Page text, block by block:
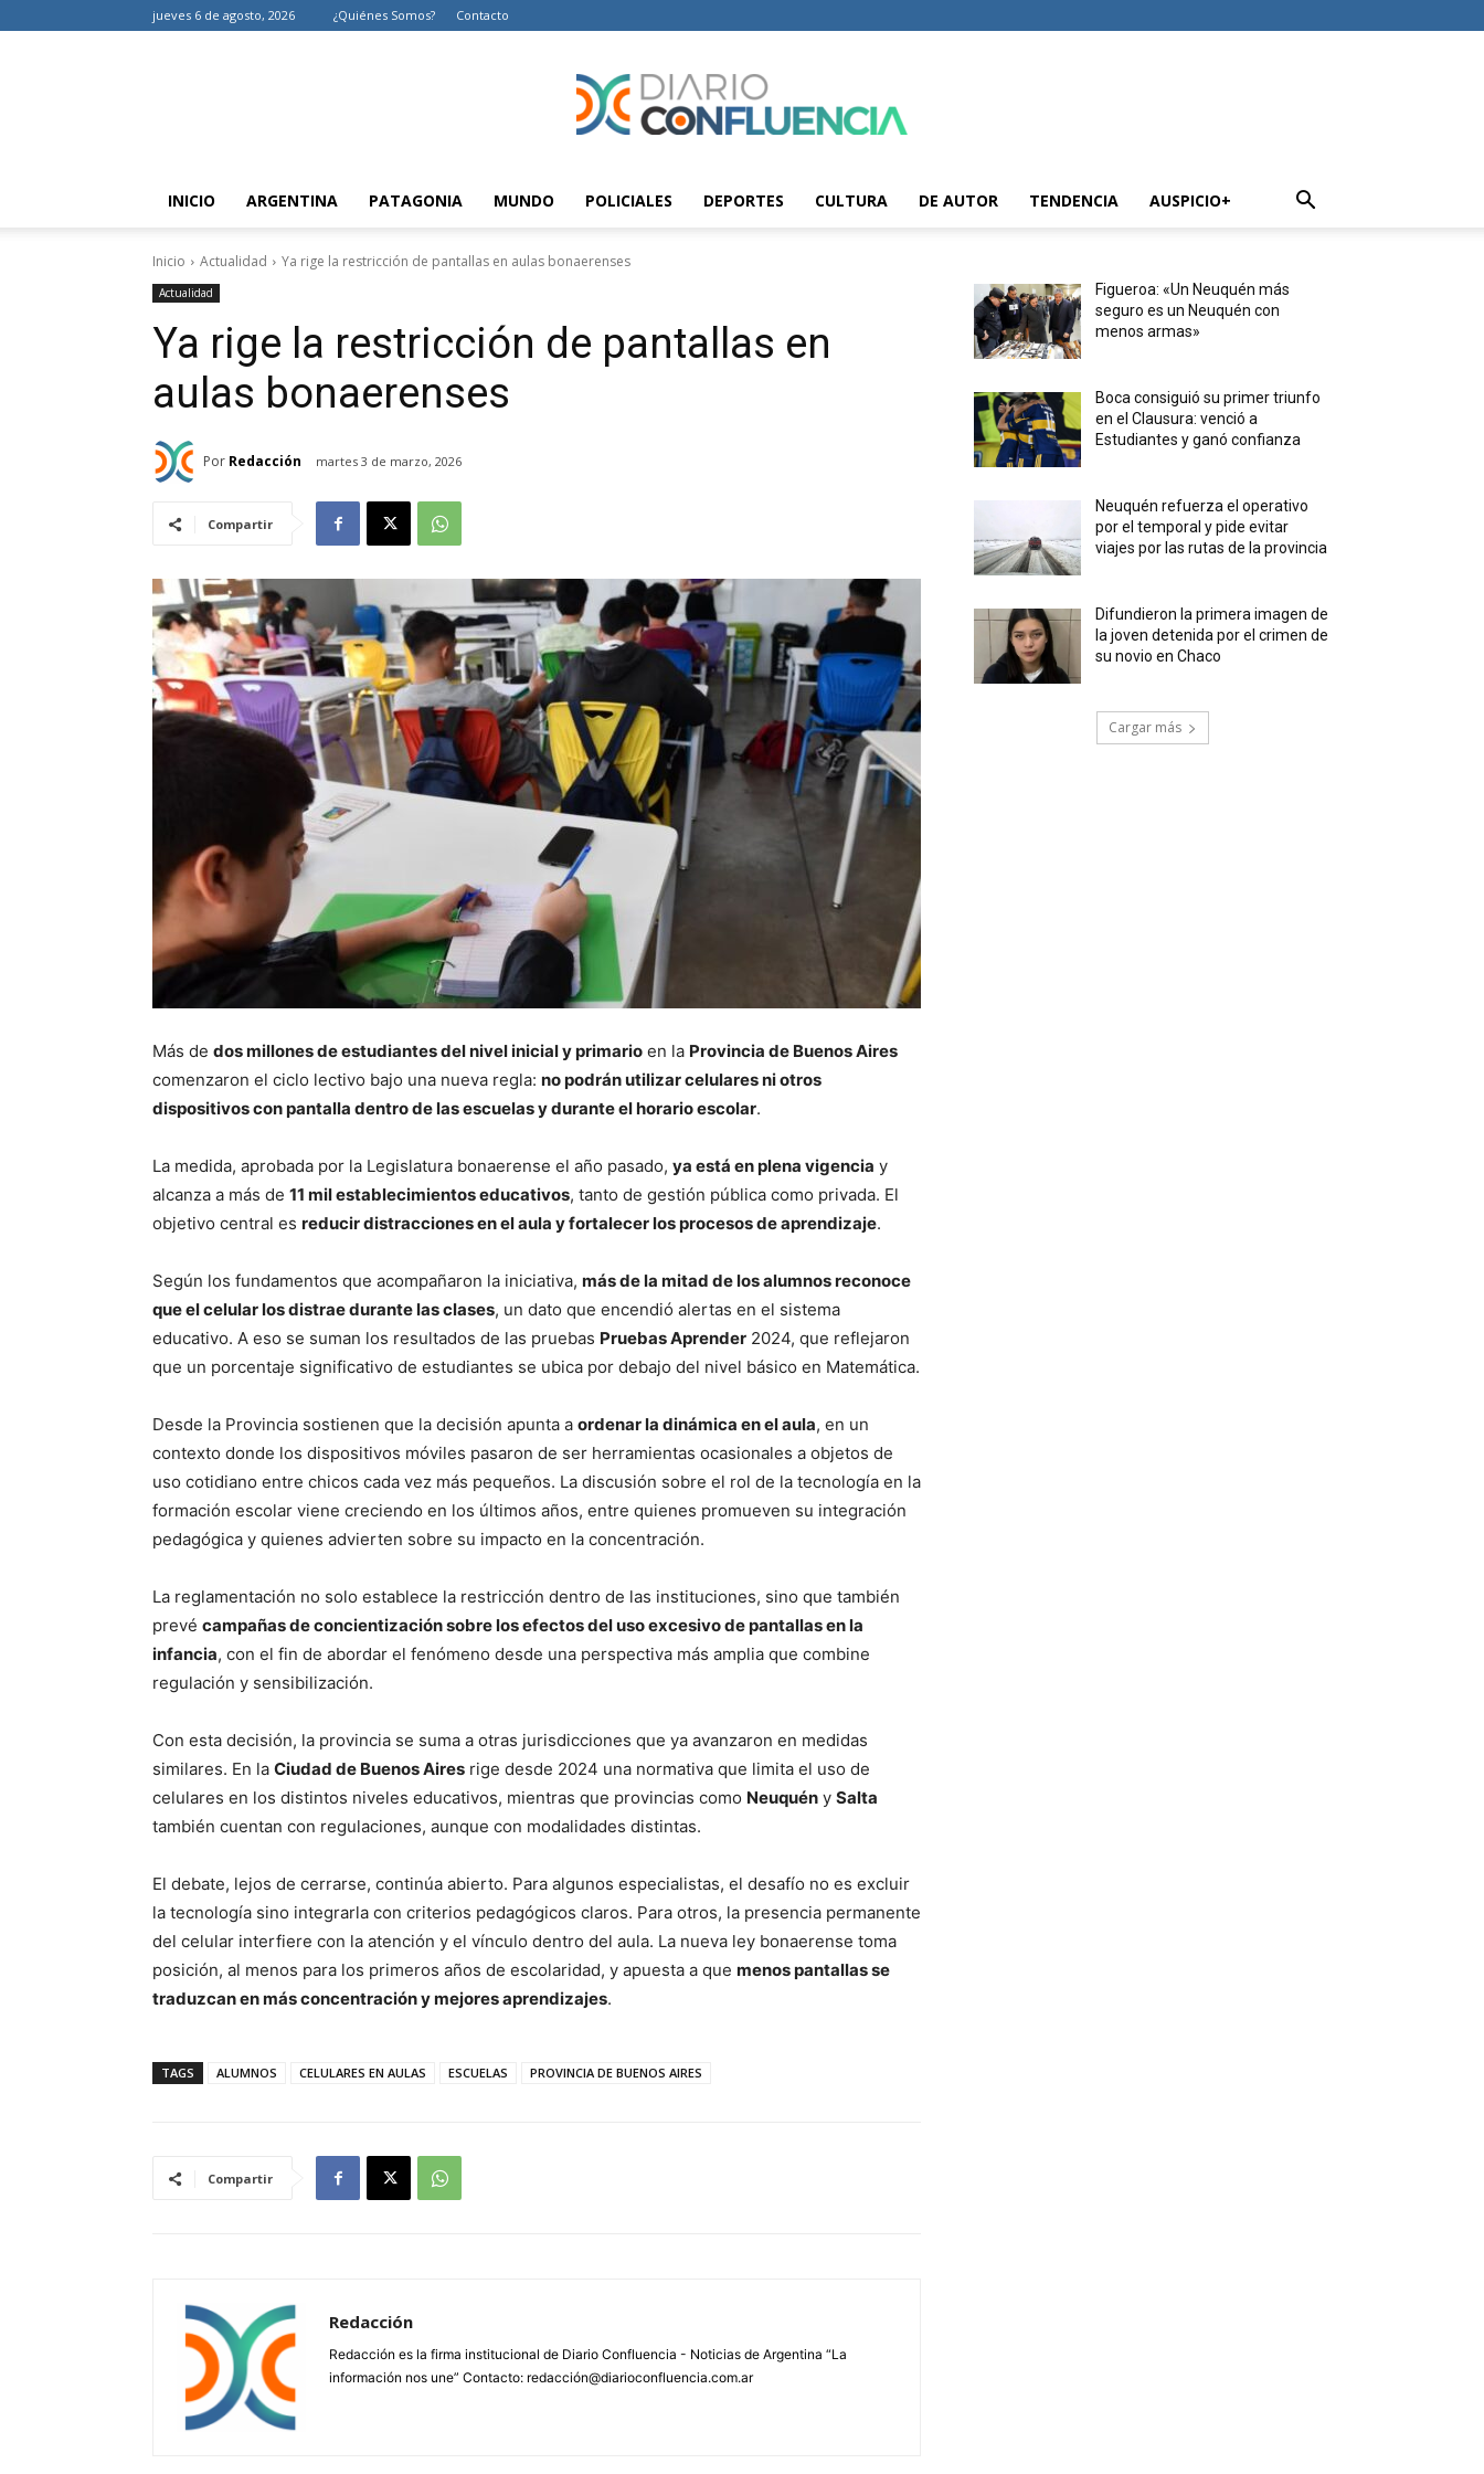
jueves 6 de agosto, 2026 ¿Quiénes Somos? Contacto
Diario
Confluencia
Noticias
de
INICIO ARGENTINA PATAGONIA MUNDO POLICIALES DEPORTES CULTURA DE AUTOR TENDENCIA AUSPICIO+
Inicio Actualidad Ya rige la restricción de pantallas en aulas bonaerenses
Actualidad
Ya rige la restricción de pantallas en
aulas bonaerenses
Por Redacción martes 3 de marzo, 2026
Compartir
Más de dos millones de estudiantes del nivel inicial y primario en la Provincia de Buenos Aires
comenzaron el ciclo lectivo bajo una nueva regla: no podrán utilizar celulares ni otros
dispositivos con pantalla dentro de las escuelas y durante el horario escolar.
La medida, aprobada por la Legislatura bonaerense el año pasado, ya está en plena vigencia y
alcanza a más de 11 mil establecimientos educativos, tanto de gestión pública como privada. El
objetivo central es reducir distracciones en el aula y fortalecer los procesos de aprendizaje.
Según los fundamentos que acompañaron la iniciativa, más de la mitad de los alumnos reconoce
que el celular los distrae durante las clases, un dato que encendió alertas en el sistema
educativo. A eso se suman los resultados de las pruebas Pruebas Aprender 2024, que reflejaron
que un porcentaje significativo de estudiantes se ubica por debajo del nivel básico en Matemática.
Desde la Provincia sostienen que la decisión apunta a ordenar la dinámica en el aula, en un
contexto donde los dispositivos móviles pasaron de ser herramientas ocasionales a objetos de
uso cotidiano entre chicos cada vez más pequeños. La discusión sobre el rol de la tecnología en la
formación escolar viene creciendo en los últimos años, entre quienes promueven su integración
pedagógica y quienes advierten sobre su impacto en la concentración.
La reglamentación no solo establece la restricción dentro de las instituciones, sino que también
prevé campañas de concientización sobre los efectos del uso excesivo de pantallas en la
infancia, con el fin de abordar el fenómeno desde una perspectiva más amplia que combine
regulación y sensibilización.
Con esta decisión, la provincia se suma a otras jurisdicciones que ya avanzaron en medidas
similares. En la Ciudad de Buenos Aires rige desde 2024 una normativa que limita el uso de
celulares en los distintos niveles educativos, mientras que provincias como Neuquén y Salta
también cuentan con regulaciones, aunque con modalidades distintas.
El debate, lejos de cerrarse, continúa abierto. Para algunos especialistas, el desafío no es excluir
la tecnología sino integrarla con criterios pedagógicos claros. Para otros, la presencia permanente
del celular interfiere con la atención y el vínculo dentro del aula. La nueva ley bonaerense toma
posición, al menos para los primeros años de escolaridad, y apuesta a que menos pantallas se
traduzcan en más concentración y mejores aprendizajes.
TAGS ALUMNOS CELULARES EN AULAS ESCUELAS PROVINCIA DE BUENOS AIRES
Compartir
Redacción
Redacción es la firma institucional de Diario Confluencia - Noticias de Argentina “La
información nos une” Contacto: redacción@diarioconfluencia.com.ar
Figueroa: «Un Neuquén más
seguro es un Neuquén con
menos armas»
Boca consiguió su primer triunfo
en el Clausura: venció a
Estudiantes y ganó confianza
Neuquén refuerza el operativo
por el temporal y pide evitar
viajes por las rutas de la provincia
Difundieron la primera imagen de
la joven detenida por el crimen de
su novio en Chaco
Cargar más